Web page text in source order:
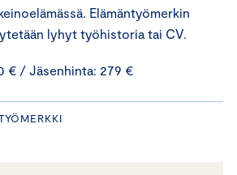
Elämäntyömerkin
lyhyt työhistoria tai CV.
€ / Jäsenhinta: 279 €